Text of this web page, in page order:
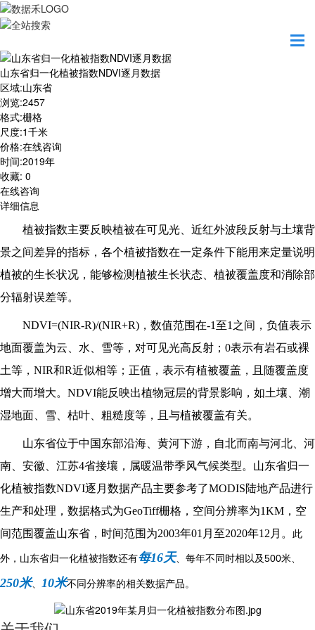
山东省归一化植被指数NDVI逐月数据
区域:山东省
浏览:2457
格式:栅格
尺度:1千米
价格:在线咨询
时间:2019年
收藏: 0
在线咨询
详细信息
植被指数主要反映植被在可见光、近红外波段反射与土壤背
景之间差异的指标，各个植被指数在一定条件下能用来定量说明
植被的生长状况，能够检测植被生长状态、植被覆盖度和消除部
分辐射误差等。
NDVI=(NIR-R)/(NIR+R)，数值范围在-1至1之间，负值表示
地面覆盖为云、水、雪等，对可见光高反射；0表示有岩石或裸
土等，NIR和R近似相等；正值，表示有植被覆盖，且随覆盖度
增大而增大。NDVI能反映出植物冠层的背景影响，如土壤、潮
湿地面、雪、枯叶、粗糙度等，且与植被覆盖有关。
山东省位于中国东部沿海、黄河下游，自北而南与河北、河
南、安徽、江苏4省接壤，属暖温带季风气候类型。山东省归一
化植被指数NDVI逐月数据产品主要参考了MODIS陆地产品进行
生产和处理，数据格式为GeoTiff栅格，空间分辨率为1KM，空
间范围覆盖山东省，时间范围为2003年01月至2020年12月。 此
外， 山东省归一化植被指数还有每16天、每年不同时相以及500米、
250米、 10米不同分辨率的相关数据产品。